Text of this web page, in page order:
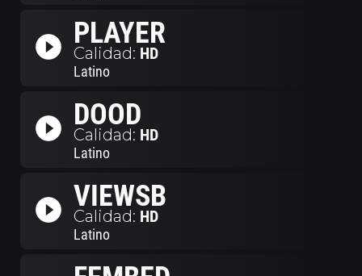
play_circle_filled PLAYER
Calidad: HD
Latino
play_circle_filled DOOD
Calidad: HD
Latino
play_circle_filled VIEWSB
Calidad: HD
Latino